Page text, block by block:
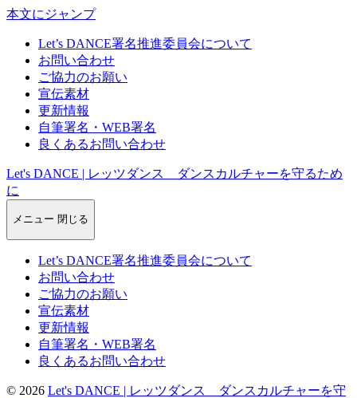
本文にジャンプ
Let’s DANCE署名推進委員会について
お問い合わせ
ご協力のお願い
宣伝素材
更新情報
自筆署名・WEB署名
良くあるお問い合わせ
Let's DANCE | レッツダンス ダンスカルチャーを守るため
に
メニュー 閉じる
Let’s DANCE署名推進委員会について
お問い合わせ
ご協力のお願い
宣伝素材
更新情報
自筆署名・WEB署名
良くあるお問い合わせ
© 2026 Let's DANCE | レッツダンス ダンスカルチャーを守